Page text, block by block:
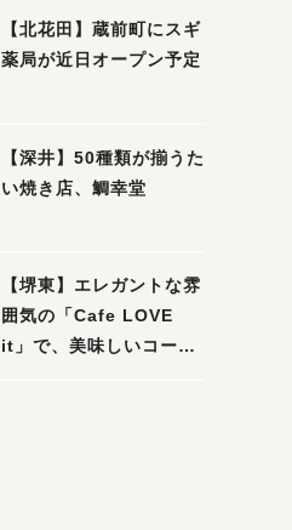
【北花田】蔵前町にスギ
薬局が近日オープン予定
【深井】50種類が揃うた
い焼き店、鯛幸堂
【堺東】エレガントな雰
囲気の「Cafe LOVE
it」で、美味しいコーヒ